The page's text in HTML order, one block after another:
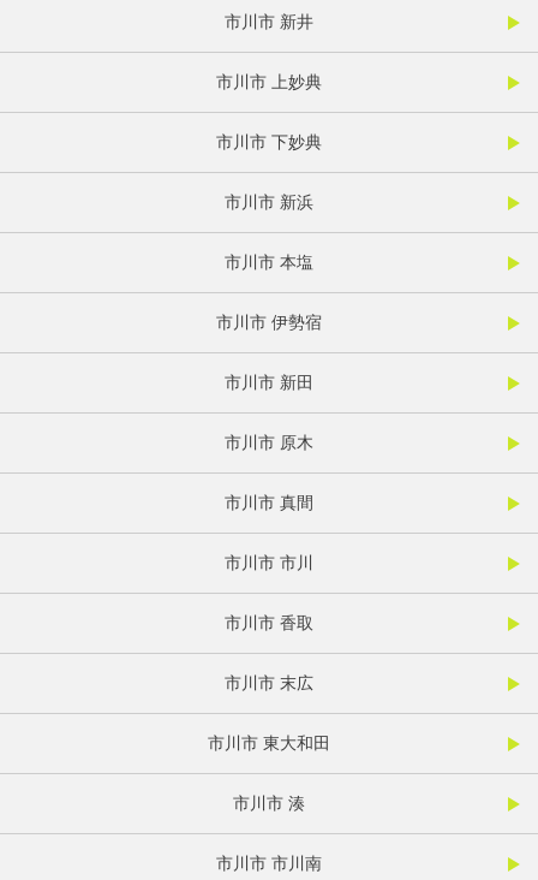
市川市 新井
市川市 上妙典
市川市 下妙典
市川市 新浜
市川市 本塩
市川市 伊勢宿
市川市 新田
市川市 原木
市川市 真間
市川市 市川
市川市 香取
市川市 末広
市川市 東大和田
市川市 湊
市川市 市川南